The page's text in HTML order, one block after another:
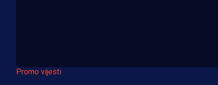
Promo vijesti